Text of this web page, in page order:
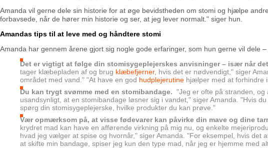
Amanda vil gerne dele sin historie for at øge bevidstheden om stomi og hjælpe
forbavsede, når de hører min historie og ser, at jeg lever normalt." siger hun.
Amandas tips til at leve med og håndtere stomi
Amanda har gennem årene gjort sig nogle gode erfaringer, som hun gerne vil dele
Det er vigtigt at følge din stomisygeplejerskes anvisninger – især når
tager klæbepladen af og brug klæbefjerner, hvis det er nødvendigt," siger
området med vand." "At have en god hudplejerutine hjælper med at forhindre
Du kan trygt svømme med en stomibandage. "Jeg er ofte på stranden,
usandsynligt, at en stomibandage løsner sig i vandet," siger Amanda. "Hvis
spørg din stomisygeplejerske, hvilke produkter du kan prøve."
Vær opmærksom på, at visse fødevarer kan påvirke din mave og dine
krydret mad kan have en afførende virkning på mig nu, og enkelte
hvad jeg vælger at spise og hvornår," siger Amanda. "For eksempel, hvis det
at skifte min bandage, spiser jeg kun den type mad, når jeg er hjemme med